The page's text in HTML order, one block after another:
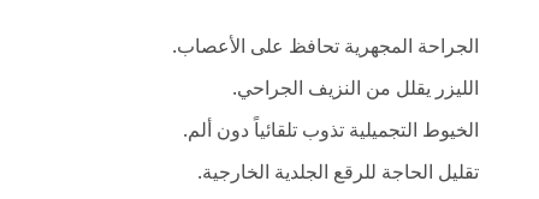
الجراحة المجهرية تحافظ على الأعصاب.
الليزر يقلل من النزيف الجراحي.
الخيوط التجميلية تذوب تلقائياً دون ألم.
تقليل الحاجة للرقع الجلدية الخارجية.